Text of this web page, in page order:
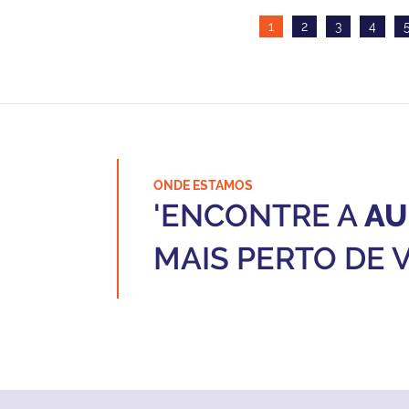
1 2 3 4
ONDE ESTAMOS
'ENCONTRE A
MAIS PERTO DE